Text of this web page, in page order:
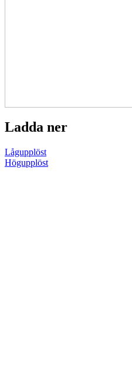
Ladda ner
Lågupplöst
Högupplöst